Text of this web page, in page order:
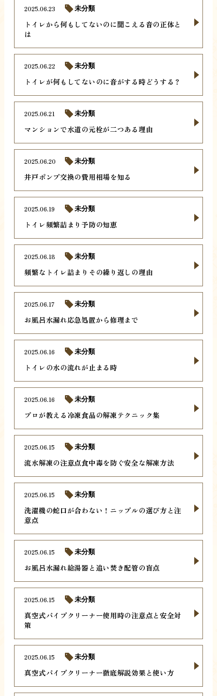
トイレから何もしてないのに聞こえる音の正体と
は
2025.06.23 未分類
トイレが何もしてないのに音がする時どうする？
2025.06.22 未分類
マンションで水道の元栓が二つある理由
2025.06.21 未分類
井戸ポンプ交換の費用相場を知る
2025.06.20 未分類
トイレ頻繁詰まり予防の知恵
2025.06.19 未分類
頻繁なトイレ詰まりその繰り返しの理由
2025.06.18 未分類
お風呂水漏れ応急処置から修理まで
2025.06.17 未分類
トイレの水の流れが止まる時
2025.06.16 未分類
プロが教える冷凍食品の解凍テクニック集
2025.06.16 未分類
流水解凍の注意点食中毒を防ぐ安全な解凍方法
2025.06.15 未分類
洗濯機の蛇口が合わない！ニップルの選び方と注
意点
2025.06.15 未分類
お風呂水漏れ給湯器と追い焚き配管の盲点
2025.06.15 未分類
真空式パイプクリーナー使用時の注意点と安全対
策
2025.06.15 未分類
真空式パイプクリーナー徹底解説効果と使い方
2025.06.15 未分類